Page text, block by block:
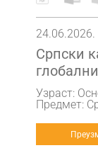
24.06.2026.
Српски
Узраст:
Предмет: